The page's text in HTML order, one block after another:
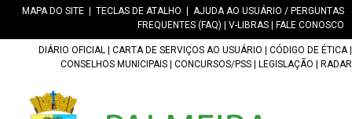
MAPA DO SITE TECLAS DE ATALHO
AJUDA AO USUÁRIO / PERGUNTAS
FREQUENTES (FAQ)
V-LIBRAS FALE CONOSCO
DIÁRIO OFICIAL CARTA DE SERVIÇOS AO USUÁRIO CÓDIGO DE ÉTICA|
CONSELHOS MUNICIPAIS
CONCURSOS/PSS LEGISLAÇÃO RADAR